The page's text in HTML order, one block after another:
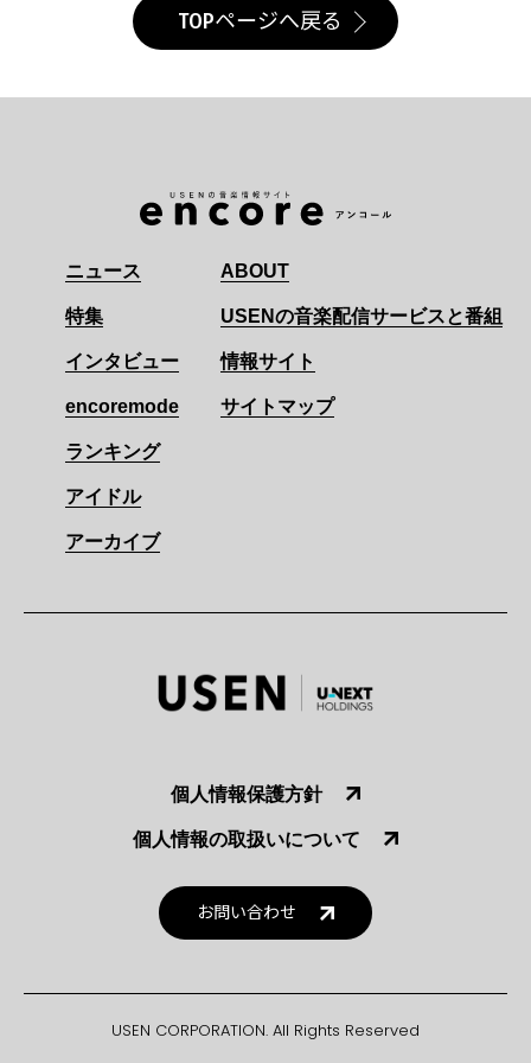
TOPページへ戻る
ニュース
特集
インタビュー
encoremode
ランキング
アイドル
アーカイブ
ABOUT
USENの音楽配信サービスと番組
情報サイト
サイトマップ
個人情報保護方針
個人情報の取扱いについて
お問い合わせ
USEN CORPORATION. All Rights Reserved